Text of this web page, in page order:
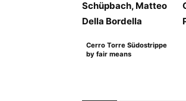
Cerro Torre Südostrippe
by fair means